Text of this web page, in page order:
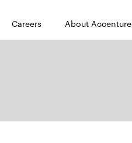
Careers About Accenture